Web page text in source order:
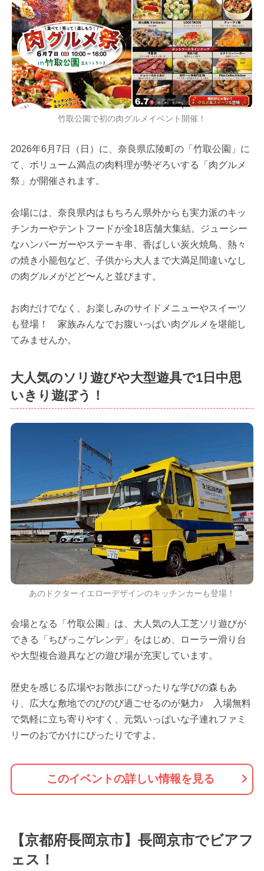
竹取公園で初の肉グルメイベント開催！
2026年6月7日（日）に、奈良県広陵町の「竹取公園」に
て、ボリューム満点の肉料理が勢ぞろいする「肉グルメ
祭」が開催されます。
会場には、奈良県内はもちろん県外からも実力派のキッ
チンカーやテントフードが全18店舗大集結。ジューシー
なハンバーガーやステーキ串、香ばしい炭火焼鳥、熱々
の焼き小籠包など、子供から大人まで大満足間違いなし
の肉グルメがどど〜んと並びます。
お肉だけでなく、お楽しみのサイドメニューやスイーツ
も登場！ 家族みんなでお腹いっぱい肉グルメを堪能し
てみませんか。
大人気のソリ遊びや大型遊具で1日中思
いきり遊ぼう！
あのドクターイエローデザインのキッチンカーも登場！
会場となる「竹取公園」は、大人気の人工芝ソリ遊びが
できる「ちびっこゲレンデ」をはじめ、ローラー滑り台
や大型複合遊具などの遊び場が充実しています。
歴史を感じる広場やお散歩にぴったりな学びの森もあ
り、広大な敷地でのびのび過ごせるのが魅力♪ 入場無料
で気軽に立ち寄りやすく、元気いっぱいな子連れファミ
リーのおでかけにぴったりですよ。
このイベントの詳しい情報を見る
【京都府長岡京市】長岡京市でビアフ
ェス！